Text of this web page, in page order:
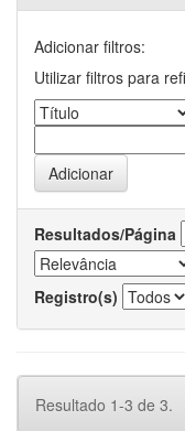
Adicionar filtros:
Utilizar filtros para
Resultados/Página
Registro(s)
Resultado 1-3 de 3.